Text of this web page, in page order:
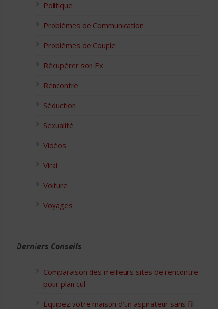
Politique
Problèmes de Communication
Problèmes de Couple
Récupérer son Ex
Rencontre
Séduction
Sexualité
Vidéos
Viral
Voiture
Voyages
Derniers Conseils
Comparaison des meilleurs sites de rencontre
pour plan cul
Équipez votre maison d’un aspirateur sans fil